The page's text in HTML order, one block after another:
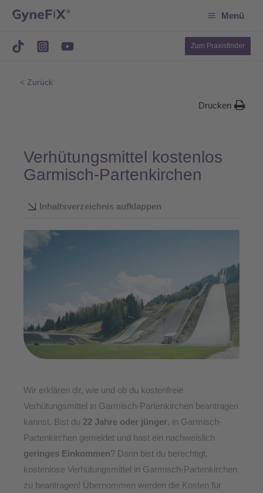
springen
Menü
Zum Praxisfinder
< Zurück
Drucken
Verhütungsmittel kostenlos
Garmisch-Partenkirchen
Inhaltsverzeichnis aufklappen
Wir erklären dir, wie und ob du kostenfreie
Verhütungsmittel in Garmisch-Partenkirchen beantragen
kannst. Bist du 22 Jahre oder jünger, in Garmisch-
Partenkirchen gemeldet und hast ein nachweislich
geringes Einkommen? Dann bist du berechtigt,
kostenlose Verhütungsmittel in Garmisch-Partenkirchen
zu beantragen! Übernommen werden die Kosten für